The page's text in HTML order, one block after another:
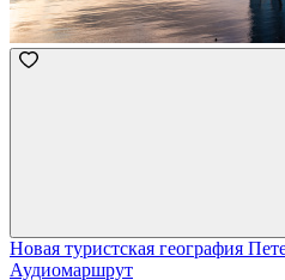
Новая туристская география
Аудиомаршрут